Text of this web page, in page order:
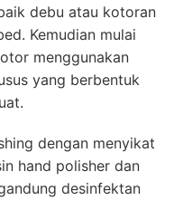
debu atau kotoran
Kemudian mulai
menggunakan
yang berbentuk
dengan menyikat
hand polisher dan
desinfektan